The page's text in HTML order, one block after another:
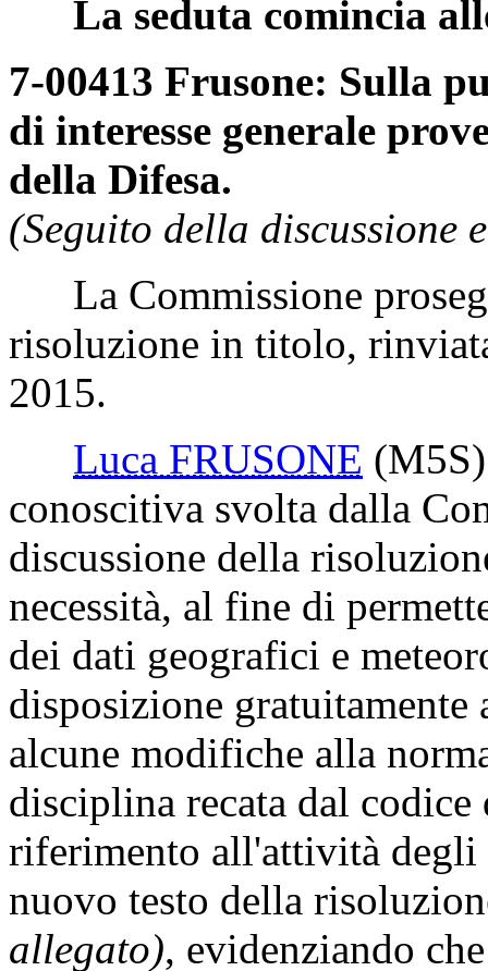
La seduta comincia
7-00413 Frusone: Sulla
di interesse generale
della Difesa.
(Seguito della discussione
La Commissione
risoluzione in titolo,
2015.
Luca FRUSONE (M5S)
conoscitiva svolta dalla
discussione della
necessità, al fine di
dei dati geografici e
disposizione gratuitamente
alcune modifiche alla
disciplina recata dal
riferimento all'attività degli
nuovo testo della
allegato), evidenziando